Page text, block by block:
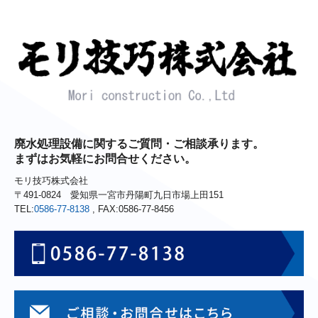
廃水処理設備に関するご質問・ご相談承ります。
まずはお気軽にお問合せください。
モリ技巧株式会社
〒491-0824 愛知県一宮市丹陽町九日市場上田151
TEL:0586-77-8138 , FAX:0586-77-8456